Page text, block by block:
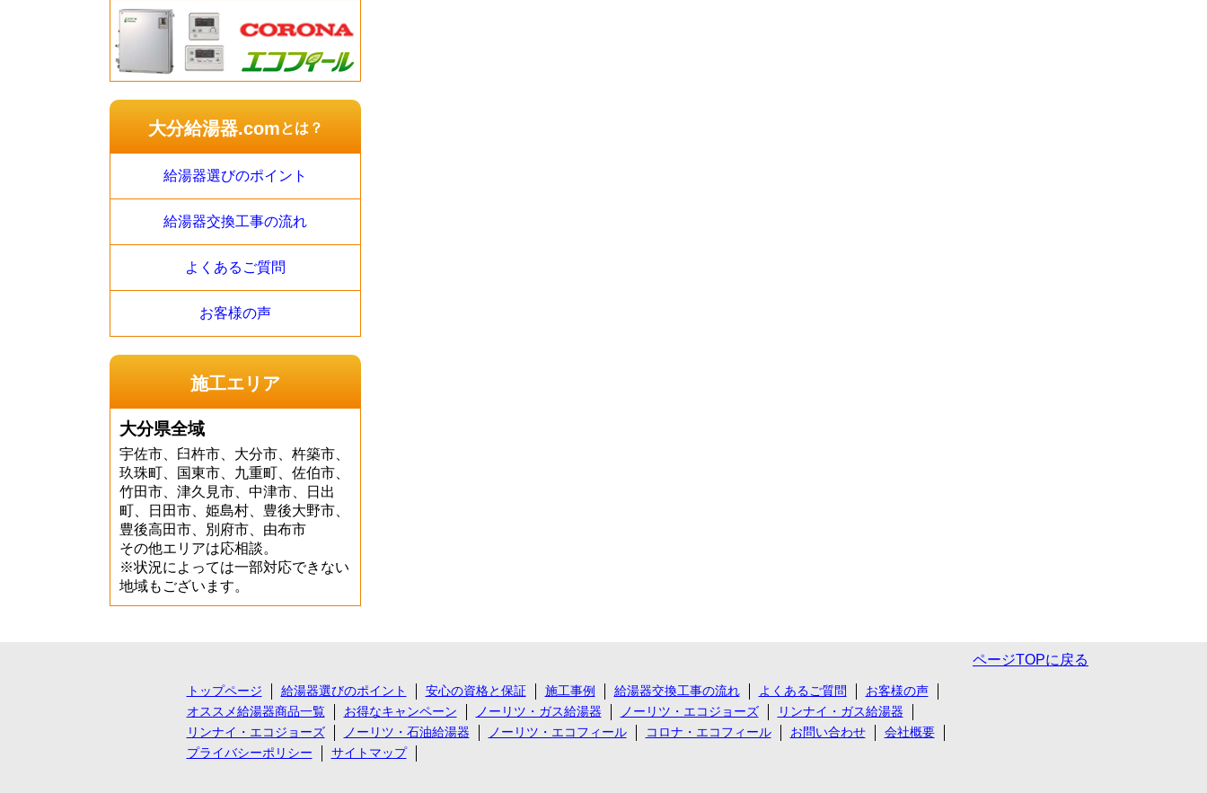
大分給湯器.comとは？
給湯器選びのポイント
給湯器交換工事の流れ
よくあるご質問
お客様の声
施工エリア
大分県全域
宇佐市、臼杵市、大分市、杵築市、
玖珠町、国東市、九重町、佐伯市、
竹田市、津久見市、中津市、日出
町、日田市、姫島村、豊後大野市、
豊後高田市、別府市、由布市
その他エリアは応相談。
※状況によっては一部対応できない
地域もございます。
ページTOPに戻る
トップページ 給湯器選びのポイント 安心の資格と保証 施工事例 給湯器交換工事の流れ よくあるご質問
お客様の声
オススメ給湯器商品一覧
お得なキャンペーン ノーリツ・ガス給湯器 ノーリツ・エコジョーズ
リンナイ・ガス給湯器
リンナイ・エコジョーズ
ノーリツ・石油給湯器 ノーリツ・エコフィール コロナ・エコフィール お問い合わせ
会社概要
プライバシーポリシー
サイトマップ